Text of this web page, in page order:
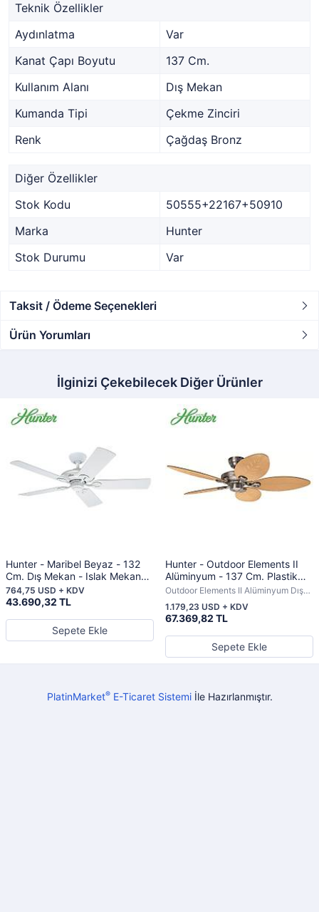
Teknik Özellikler
Aydınlatma
Var
Kanat Çapı Boyutu
137 Cm.
Kullanım Alanı
Dış Mekan
Kumanda Tipi
Çekme Zinciri
Renk
Çağdaş Bronz
Diğer Özellikler
Stok Kodu
50555+22167+50910
Marka
Hunter
Stok Durumu
Var
Taksit / Ödeme Seçenekleri
Ürün Yorumları
İlginizi Çekebilecek Diğer Ürünler
Hunter - Maribel Beyaz - 132
Cm. Dış Mekan - Islak Mekan
Tavan Vantilatörü
43.690,32 TL
764,75 USD + KDV
Sepete Ekle
Hunter - Outdoor Elements II
Alüminyum - 137 Cm. Plastik
Yaprak Desenli Kanatlı Dış
Outdoor Elements II Alüminyum Dış
Mekan
67.369,82 TL
1.179,23 USD + KDV
Sepete Ekle
PlatinMarket®E-Ticaret Sistemiİle Hazırlanmıştır.